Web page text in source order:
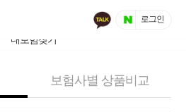
로그인
보험사별 상품비교